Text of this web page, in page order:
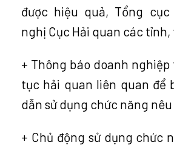
được hiệu quả, Tổng
nghị Cục Hải quan các
+ Thông báo doanh
tục hải quan liên quan để
dẫn sử dụng chức năng
+ Chủ động sử dụng chức